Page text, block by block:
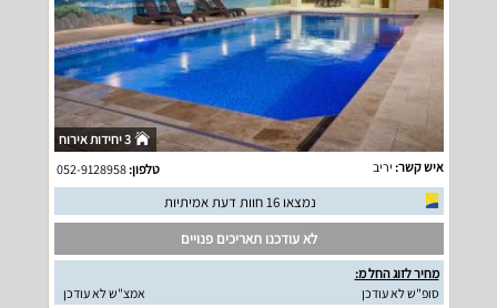
3 יחידות אירוח
איש קשר: יריב טלפון:052-9128958
נמצאו 16 חוות דעת אמיתיות
לא עודכנו תאריכים פנויים
מחיר לזוג החל מ:
סופ"ש לא עודכן
אמצ"ש לא עודכן